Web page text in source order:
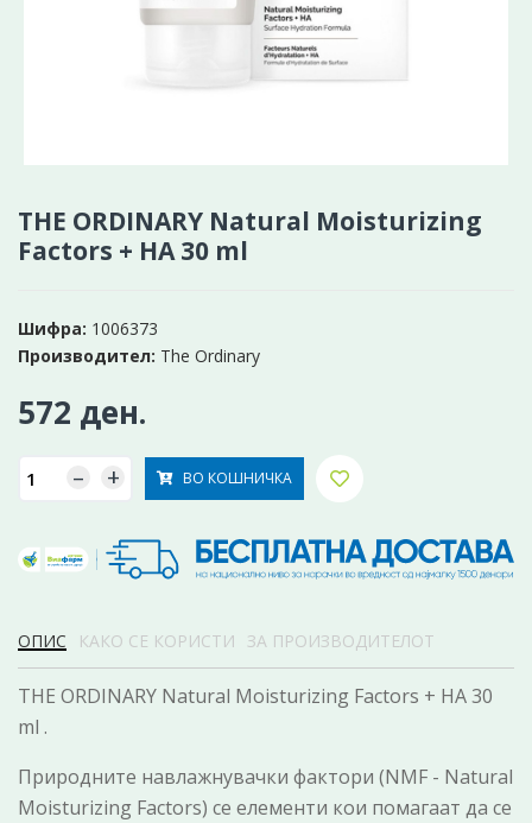
THE ORDINARY Natural Moisturizing
Factors + HA 30 ml
Шифра: 1006373
Производител: The Ordinary
572 ден.
– + ВО КОШНИЧКА
ОПИС КАКО СЕ КОРИСТИ ЗА ПРОИЗВОДИТЕЛОТ
THE ORDINARY Natural Moisturizing Factors + HA 30
ml .
Природните навлажнувачки фактори (NMF - Natural
Moisturizing Factors) се елементи кои помагаат да се